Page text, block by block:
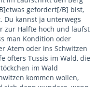
gefordert[/B] bist,
Du kannst ja unterwegs
zur Hälfte hoch und läufst
man Kondition oder
Atem oder ins Schwitzen
öfters Tussis im Wald, die
im Wald
kommen wollen,